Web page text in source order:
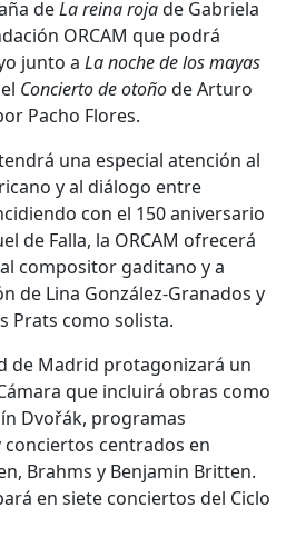
deLa reina rojade Gabriela
ORCAM que podrá
junto a La noche de los mayas
Concierto de otoñode Arturo
Pacho Flores.
una especial atención al
y al diálogo entre
con el 150 aniversario
de Falla, la ORCAM ofrecerá
compositor gaditano y a
de Lina González-Granados y
Prats como solista.
de Madrid protagonizará un
que incluirá obras como
Dvořák, programas
centrados en
Brahms y Benjamin Britten.
en siete conciertos del Ciclo